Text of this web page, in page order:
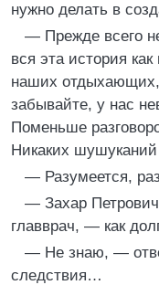
нужно делать в
— Прежде всего
вся эта история
наших
забывайте, у нас
Поменьше
Никаких
— Разумеется,
— Захар
главврач, — как
— Не знаю, —
следствия…